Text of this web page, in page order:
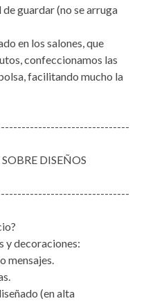
guardar (no se arruga
en los salones, que
confeccionamos las
facilitando mucho la
DISEÑOS
y decoraciones:
mensajes.
(en alta